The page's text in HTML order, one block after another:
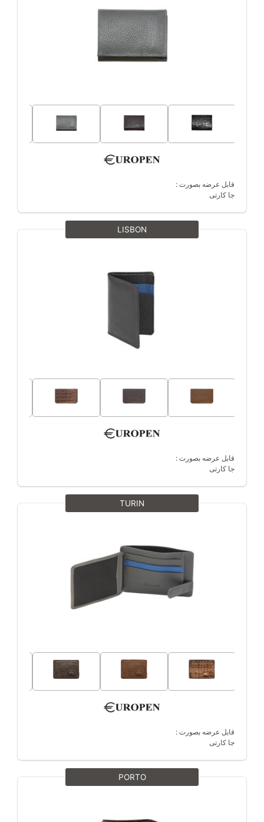
قابل عرضه بصورت :
جا کارتی
LISBON
قابل عرضه بصورت :
جا کارتی
TURIN
قابل عرضه بصورت :
جا کارتی
PORTO